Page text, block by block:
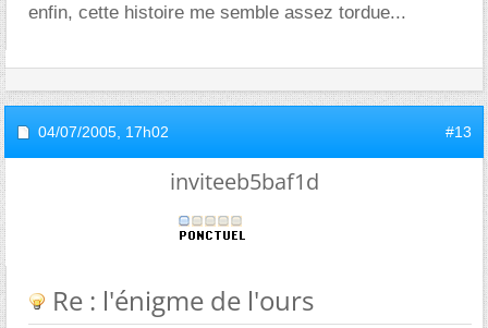
enfin, cette histoire me semble assez tordue...
04/07/2005, 17h02 #13
inviteeb5baf1d
Re : l'énigme de l'ours